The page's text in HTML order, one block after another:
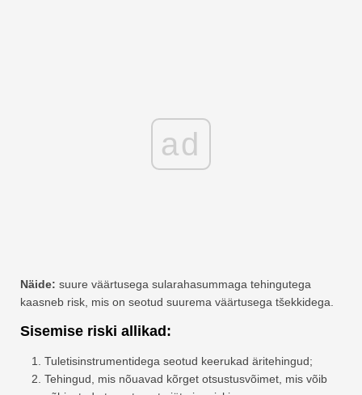
ad
Näide: suure väärtusega sularahasummaga tehingutega
kaasneb risk, mis on seotud suurema väärtusega tšekkidega.
Sisemise riski allikad:
Tuletisinstrumentidega seotud keerukad äritehingud;
Tehingud, mis nõuavad kõrget otsustusvõimet, mis võib